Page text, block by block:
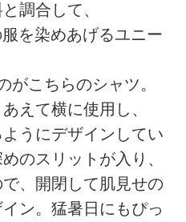
調合して、
服を染めあげるユニー
がこちらのシャツ。
えて横に使用し、
ようにデザインしてい
のスリットが入り、
、開閉して肌見せの
ン。猛暑日にもぴっ